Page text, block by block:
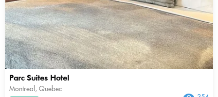
Parc Suites Hotel
Montreal, Quebec